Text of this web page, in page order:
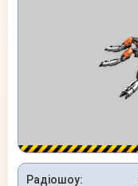
Радіошоу: